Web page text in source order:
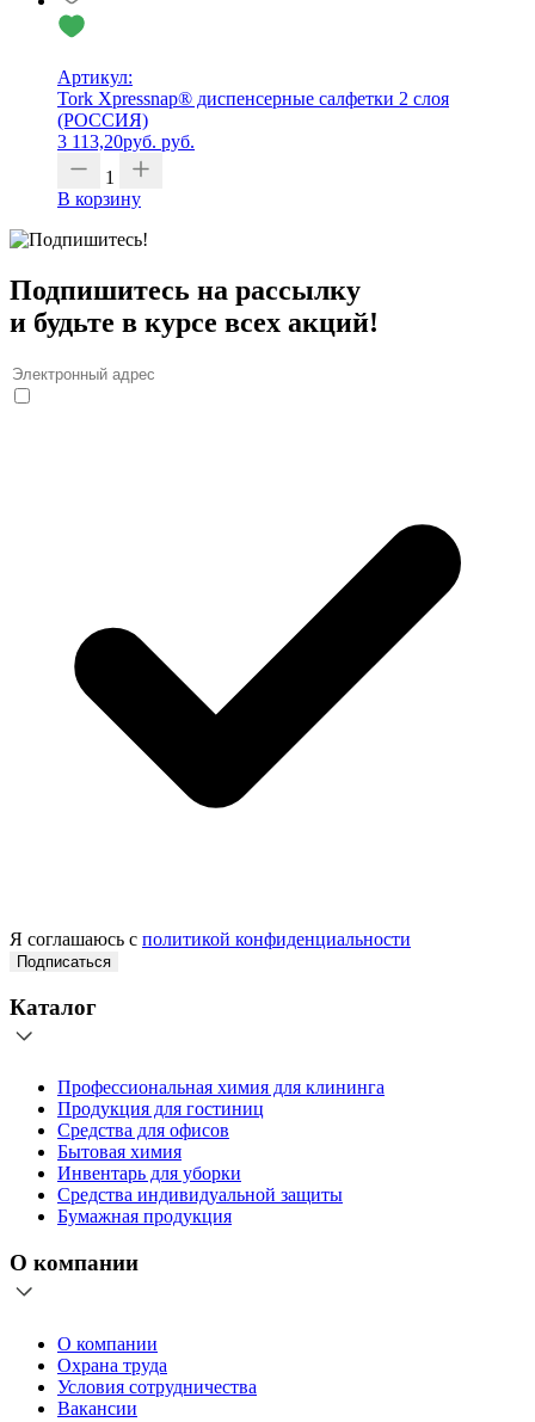
Артикул:
Tork Xpressnap® диспенсерные салфетки 2 слоя
(РОССИЯ)
3 113,20руб. руб.
1
В корзину
Подпишитесь на рассылку
и будьте в курсе всех акций!
Я соглашаюсь с политикой конфиденциальности
Подписаться
Каталог
Профессиональная химия для клининга
Продукция для гостиниц
Средства для офисов
Бытовая химия
Инвентарь для уборки
Средства индивидуальной защиты
Бумажная продукция
О компании
О компании
Охрана труда
Условия сотрудничества
Вакансии